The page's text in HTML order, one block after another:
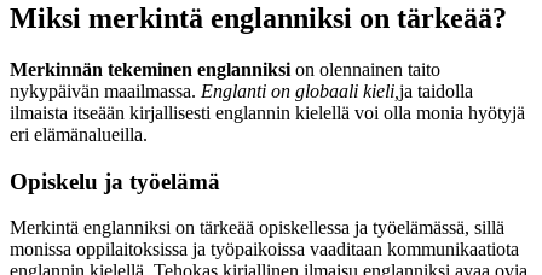
Miksi merkintä englanniksi on tärkeää?
Merkinnän tekeminen englanniksi on olennainen taito
nykypäivän maailmassa. Englanti on globaali kieli, ja taidolla
ilmaista itseään kirjallisesti englannin kielellä voi olla monia hyötyjä
eri elämänalueilla.
Opiskelu ja työelämä
Merkintä englanniksi on tärkeää opiskellessa ja työelämässä, sillä
monissa oppilaitoksissa ja työpaikoissa vaaditaan kommunikaatiota